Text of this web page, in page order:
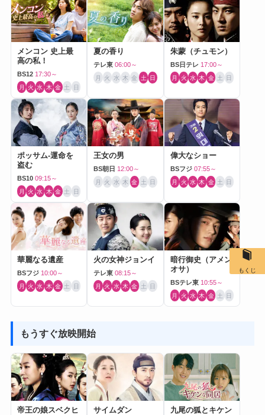
メンコン 史上最
高の私！
BS12 17:30～
月 火 水 木 金 土 日
夏の香り
テレ東 06:00～
月 火 水 木 金 土 日
朱蒙（チュモン）
BS日テレ 17:00～
月 火 水 木 金 土 日
ポッサム-運命を
盗む
BS10 09:15～
月 火 水 木 金 土 日
王女の男
BS朝日 12:00～
月 火 水 木 金 土 日
偉大なショー
BSフジ 07:55～
月 火 水 木 金 土 日
華麗なる遺産
BSフジ 10:00～
月 火 水 木 金 土 日
火の女神ジョンイ
テレ東 08:15～
月 火 水 木 金 土 日
暗行御史（アメン
オサ）
BSテレ東 10:55～
月 火 水 木 金 土 日
もうすぐ放映開始
帝王の娘スベクヒ サイムダン 九尾の狐とキケン
もくじ